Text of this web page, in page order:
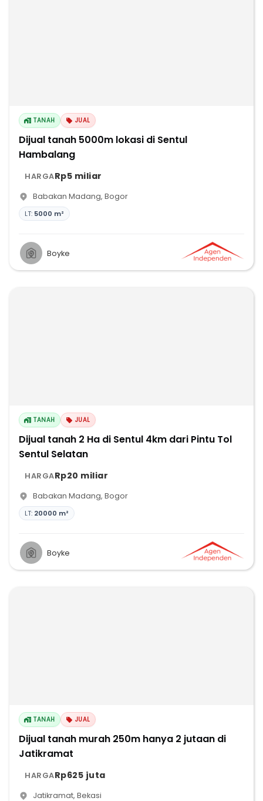
TANAH JUAL
Dijual tanah 5000m lokasi di Sentul
Hambalang
HARGARp5 miliar
Babakan Madang, Bogor
LT: 5000 m²
Boyke
TANAH JUAL
Dijual tanah 2 Ha di Sentul 4km dari Pintu Tol
Sentul Selatan
HARGARp20 miliar
Babakan Madang, Bogor
LT: 20000 m²
Boyke
TANAH JUAL
Dijual tanah murah 250m hanya 2 jutaan di
Jatikramat
HARGARp625 juta
Jatikramat, Bekasi